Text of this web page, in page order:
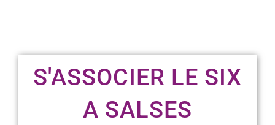
S'ASSOCIER LE SIX
A SALSES